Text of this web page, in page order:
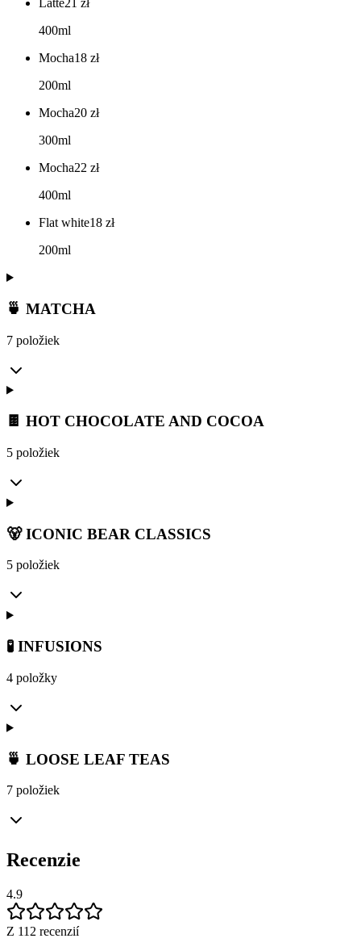
Latte21
zł
400ml
Mocha18 zł
200ml
Mocha20 zł
300ml
Mocha22 zł
400ml
Flat white18 zł
200ml
🍵 MATCHA
7 položiek
🍫 HOT CHOCOLATE AND COCOA
5 položiek
🐻 ICONIC BEAR CLASSICS
5 položiek
🧪 INFUSIONS
4 položky
🍵 LOOSE LEAF TEAS
7 položiek
Recenzie
4.9
Z 112 recenzií